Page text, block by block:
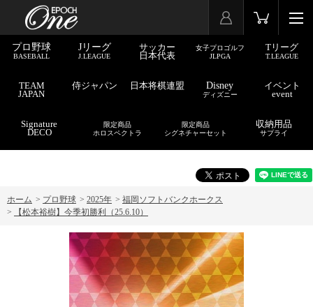
プロ野球
BASEBALL
Jリーグ
J.LEAGUE
サッカー
日本代表
女子プロゴルフ
JLPGA
Tリーグ
T.LEAGUE
TEAM
JAPAN
侍ジャパン 日本将棋連盟 Disney
ディズニー
イベント
event
Signature
DECO
限定商品
ホロスペクトラ
限定商品
シグネチャーセット
収納用品
サプライ
ホーム > プロ野球 > 2025年 > 福岡ソフトバンクホークス
>
【松本裕樹】今季初勝利（25.6.10）